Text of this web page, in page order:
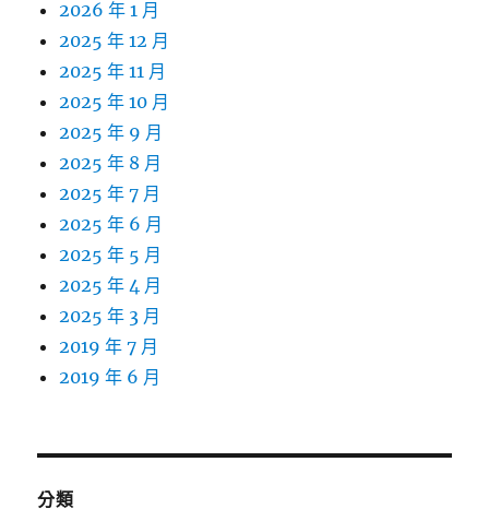
2026 年 1 月
2025 年 12 月
2025 年 11 月
2025 年 10 月
2025 年 9 月
2025 年 8 月
2025 年 7 月
2025 年 6 月
2025 年 5 月
2025 年 4 月
2025 年 3 月
2019 年 7 月
2019 年 6 月
分類